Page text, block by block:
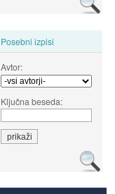
Posebni izpisi
Avtor:
Ključna beseda: